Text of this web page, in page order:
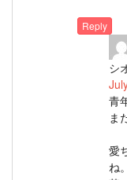
Reply
シ
青
ま
愛
ね。